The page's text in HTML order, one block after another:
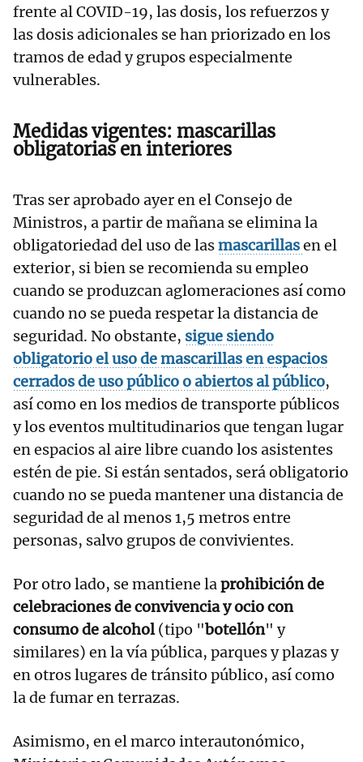
frente al COVID-19, las dosis, los refuerzos y
las dosis adicionales se han priorizado en los
tramos de edad y grupos especialmente
vulnerables.
Medidas vigentes: mascarillas
obligatorias en interiores
Tras ser aprobado ayer en el Consejo de
Ministros, a partir de mañana se elimina la
obligatoriedad del uso de lasmascarillasen el
exterior, si bien se recomienda su empleo
cuando se produzcan aglomeraciones así como
cuando no se pueda respetar la distancia de
seguridad. No obstante, sigue siendo
obligatorio el uso de mascarillas en espacios
cerrados de uso público o abiertos al público,
así como en los medios de transporte públicos
y los eventos multitudinarios que tengan lugar
en espacios al aire libre cuando los asistentes
estén de pie. Si están sentados, será obligatorio
cuando no se pueda mantener una distancia de
seguridad de al menos 1,5 metros entre
personas, salvo grupos de convivientes.
Por otro lado, se mantiene laprohibición de
celebraciones de convivencia y ocio con
consumo de alcohol(tipo "botellón" y
similares) en la vía pública, parques y plazas y
en otros lugares de tránsito público, así como
la de fumar en terrazas.
Asimismo, en el marco interautonómico,